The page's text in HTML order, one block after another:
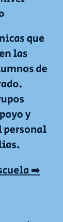
que
las
de
y
personal
➡️